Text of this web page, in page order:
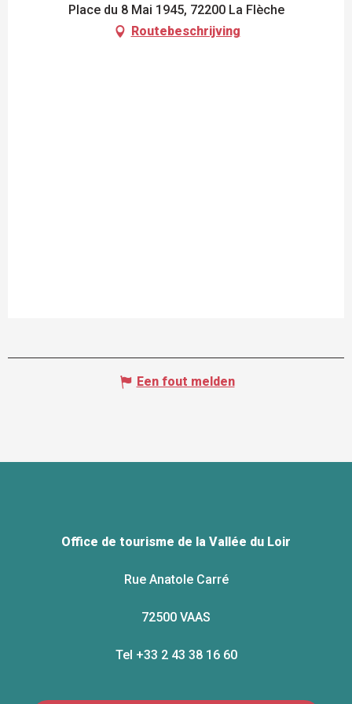
Place du 8 Mai 1945, 72200 La Flèche
Routebeschrijving
Een fout melden
Office de tourisme de la Vallée du Loir
Rue Anatole Carré
72500 VAAS
Tel +33 2 43 38 16 60